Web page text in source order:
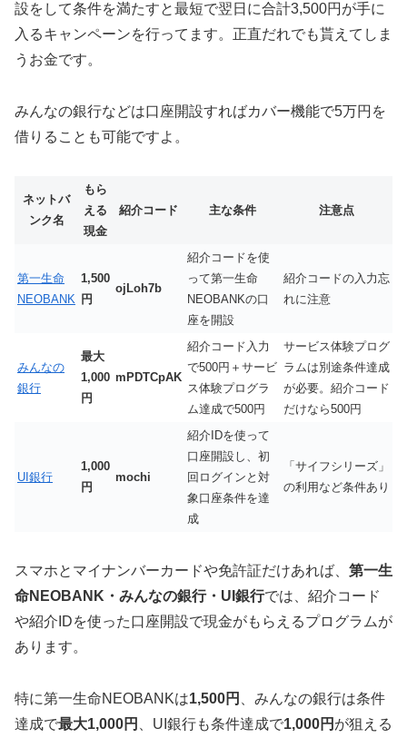
設をして条件を満たすと最短で翌日に合計3,500円が手に
入るキャンペーンを行ってます。正直だれでも貰えてしま
うお金です。
みんなの銀行などは口座開設すればカバー機能で5万円を
借りることも可能ですよ。
ネットバ
ンク名
もら
える
現金
紹介コード 主な条件 注意点
第一生命
NEOBANK
1,500
円
ojLoh7b
紹介コードを使
って第一生命
NEOBANKの口
座を開設
紹介コードの入力忘
れに注意
みんなの
銀行
最大
1,000
円
mPDTCpAK
紹介コード入力
で500円＋サービ
ス体験プログラ
ム達成で500円
サービス体験プログ
ラムは別途条件達成
が必要。紹介コード
だけなら500円
UI銀行
1,000
円
mochi
紹介IDを使って
口座開設し、初
回ログインと対
象口座条件を達
成
「サイフシリーズ」
の利用など条件あり
スマホとマイナンバーカードや免許証だけあれば、 第一生
命NEOBANK・みんなの銀行・UI銀行では、紹介コード
や紹介IDを使った口座開設で現金がもらえるプログラムが
あります。
特に第一生命NEOBANKは1,500円
、みんなの銀行は条件
達成で最大1,000円 、UI銀行も条件達成で1,000円 が狙える